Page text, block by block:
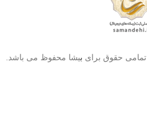
تمامی حقوق برای بیشا محفوظ می باشد.